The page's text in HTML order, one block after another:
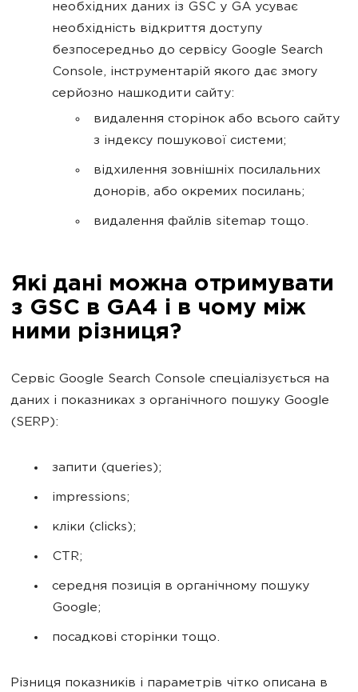
необхідних даних із GSC у GA усуває
необхідність відкриття доступу
безпосередньо до сервісу Google Search
Console, інструментарій якого дає змогу
серйозно нашкодити сайту:
видалення сторінок або всього сайту
з індексу пошукової системи;
відхилення зовнішніх посилальних
донорів, або окремих посилань;
видалення файлів sitemap тощо.
Які дані можна отримувати
з GSC в GA4 і в чому між
ними різниця?
Сервіс Google Search Console спеціалізується на
даних і показниках з органічного пошуку Google
(SERP):
запити (queries);
impressions;
кліки (clicks);
CTR;
середня позиція в органічному пошуку
Google;
посадкові сторінки тощо.
Різниця показників і параметрів чітко описана в